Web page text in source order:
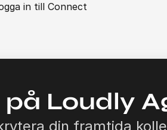
in till Connect
Loudly
din framtida